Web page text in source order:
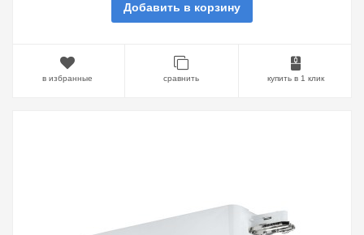
Добавить в корзину
в избранные сравнить купить в 1 клик